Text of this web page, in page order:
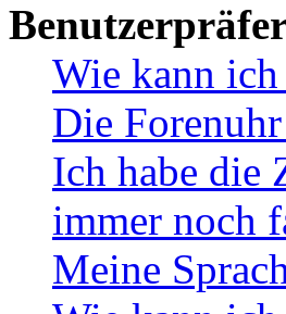
Wie kann
Die
Ich habe die
immer noch
Meine